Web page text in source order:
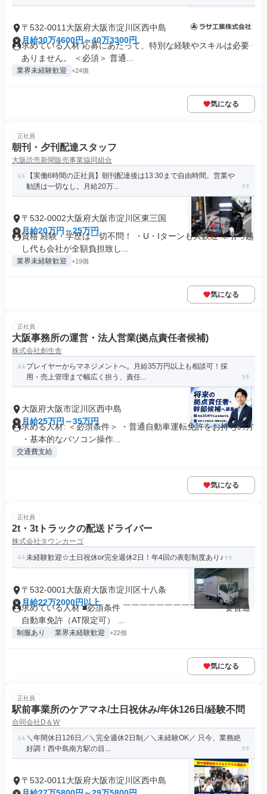
〒532-0011大阪府大阪市淀川区西中島
月給30万4600円～40万3300円
求めている人材 応募にあたって、特別な経験やスキルは必要
ありません。 ＜必須＞ 普通...
業界未経験歓迎 +24個
気になる
正社員
朝刊・夕刊配達スタッフ
大阪読売新聞販売事業協同組合
【実働6時間の正社員】朝刊配達後は13:30まで自由時間。営業や
勧誘は一切なし。月給20万...
〒532-0002大阪府大阪市淀川区東三国
月給20万円～25万円
資格 経験・学歴は一切不問！ ・U・Iターンも大歓迎 ※引っ越
し代も会社が全額負担致し...
業界未経験歓迎 +19個
気になる
正社員
大阪事務所の運営・法人営業(拠点責任者候補)
株式会社創生舎
プレイヤーからマネジメントへ。月給35万円以上も相談可！採
用・売上管理まで幅広く担う、責任...
大阪府大阪市淀川区西中島
月給25万円～35万円
求める人材: ＜必須条件＞ ・普通自動車運転免許をお持ちの方
・基本的なパソコン操作...
交通費支給
気になる
正社員
2t・3tトラックの配送ドライバー
株式会社タウンカーゴ
未経験歓迎☆土日祝休or完全週休2日！年4回の表彰制度あり♪
〒532-0001大阪府大阪市淀川区十八条
月給22万2000円以上
求めている人材 ■必須条件 ￣￣￣￣￣￣￣￣￣￣￣ ・要普通
自動車免許（AT限定可） ...
制服あり 業界未経験歓迎 +22個
気になる
正社員
駅前事業所のケアマネ/土日祝休み/年休126日/経験不問
合同会社D＆W
＼年間休日126日／＼完全週休2日制／＼未経験OK／ 只今、業務絶
好調！西中島南方駅の目...
〒532-0011大阪府大阪市淀川区西中島